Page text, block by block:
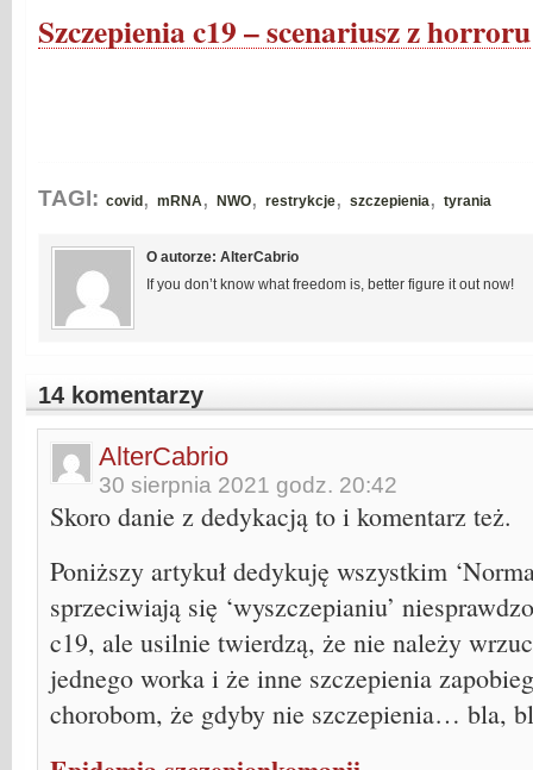
Szczepienia c19 – scenariusz z horroru
TAGI: covid , mRNA, NWO, restrykcje, szczepienia, tyrania
O autorze: AlterCabrio
If you don’t know what freedom is, better figure it out now!
14 komentarzy
AlterCabrio
30 sierpnia 2021 godz. 20:42
Skoro danie z dedykacją to i komentarz też.
Poniższy artykuł dedykuję wszystkim
sprzeciwiają się ‘wyszczepianiu’
c19, ale usilnie twierdzą, że nie należy
jednego worka i że inne szczepienia
chorobom, że gdyby nie szczepienia… bla,